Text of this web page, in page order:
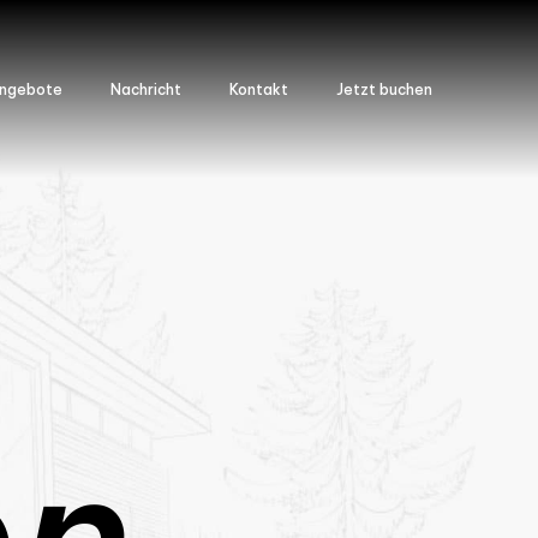
Nachricht Kontakt Jetzt buchen